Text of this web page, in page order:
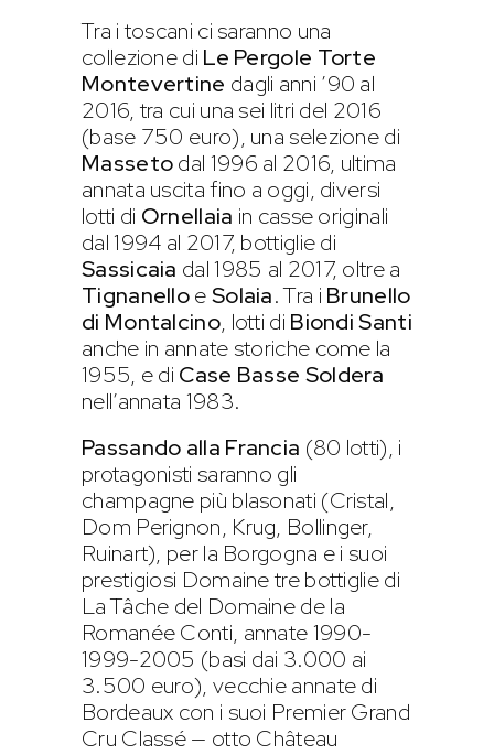
Tra i toscani ci saranno una
collezione di Le Pergole Torte
Montevertine dagli anni ’90 al
2016, tra cui una sei litri del 2016
(base 750 euro), una selezione di
Massetodal 1996 al 2016, ultima
annata uscita fino a oggi, diversi
lotti di Ornellaia in casse originali
dal 1994 al 2017, bottiglie di
Sassicaia dal 1985 al 2017, oltre a
TignanelloeSolaia. Tra i Brunello
di Montalcino, lotti di Biondi Santi
anche in annate storiche come la
1955, e di Case Basse Soldera
nell’annata 1983.
Passando alla Francia (80 lotti), i
protagonisti saranno gli
champagne più blasonati (Cristal,
Dom Perignon, Krug, Bollinger,
Ruinart), per la Borgogna e i suoi
prestigiosi Domaine tre bottiglie di
La Tâche del Domaine de la
Romanée Conti, annate 1990-
1999-2005 (basi dai 3.000 ai
3.500 euro), vecchie annate di
Bordeaux con i suoi Premier Grand
Cru Classé — otto Château